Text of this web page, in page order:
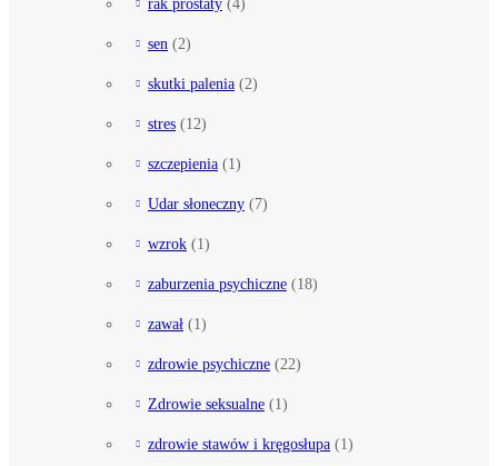
sen (2)
skutki palenia (2)
stres (12)
szczepienia (1)
Udar słoneczny (7)
wzrok (1)
zaburzenia psychiczne (18)
zawał (1)
zdrowie psychiczne (22)
Zdrowie seksualne (1)
zdrowie stawów i kręgosłupa (1)